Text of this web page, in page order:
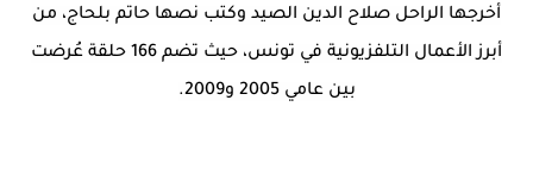
أخرجها الراحل صلاح الدين الصيد وكتب نصها حاتم بلحاج، من
أبرز الأعمال التلفزيونية في تونس، حيث تضم 166 حلقة عُرضت
بين عامي 2005 و2009.